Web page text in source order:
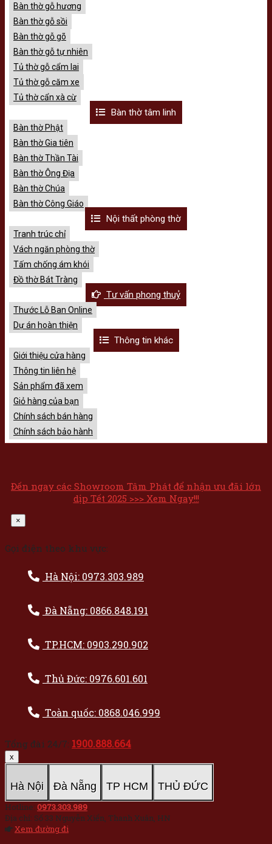
Bàn thờ gỗ hương
Bàn thờ gỗ sồi
Bàn thờ gỗ gõ
Bàn thờ gỗ tự nhiên
Tủ thờ gỗ cẩm lai
Tủ thờ gỗ căm xe
Tủ thờ cẩn xà cừ
Bàn thờ tâm linh
Bàn thờ Phật
Bàn thờ Gia tiên
Bàn thờ Thần Tài
Bàn thờ Ông Địa
Bàn thờ Chúa
Bàn thờ Công Giáo
Nội thất phòng thờ
Tranh trúc chỉ
Vách ngăn phòng thờ
Tấm chống ám khói
Đồ thờ Bát Tràng
Tư vấn phong thuỷ
Thước Lỗ Ban Online
Dự án hoàn thiện
Thông tin khác
Giới thiệu cửa hàng
Thông tin liên hệ
Sản phẩm đã xem
Giỏ hàng của bạn
Chính sách bán hàng
Chính sách bảo hành
Đến ngay các Showroom Tâm Phát để nhận ưu đãi lớn
dịp Tết 2025 >>> Xem Ngay!!!
×
Gọi điện theo khu vực:
Hà Nội: 0973.303.989
Đà Nẵng: 0866.848.191
TP.HCM: 0903.290.902
Thủ Đức: 0976.601.601
Toàn quốc: 0868.046.999
Tổng đài 24/7: 1900.888.664
x
Hà Nội Đà Nẵng TP HCM THỦ ĐỨC
Hotline: 0973.303.989
Địa chỉ: Số 33 Nguyễn Xiển, Thanh Xuân, HN
Xem đường đi